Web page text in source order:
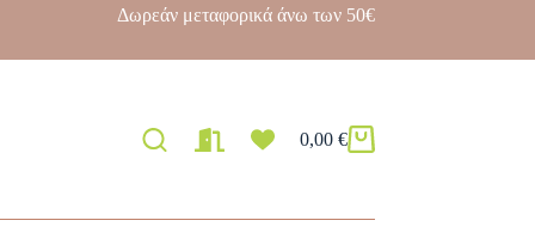
Δωρεάν μεταφορικά άνω των 50€
0,00 €